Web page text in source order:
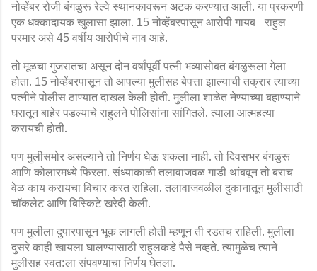
नोव्हेंबर रोजी बंगळुरू रेल्वे स्थानकावरून अटक करण्यात आली. या प्रकरणी
एक धक्कादायक खुलासा झाला. 15 नोव्हेंबरपासून आरोपी गायब -राहुल
परमार असे 45 वर्षीय आरोपीचे नाव आहे.
तो मूळचा गुजरातचा असून दोन वर्षांपूर्वी पत्नी भव्यासोबत बंगळुरूला गेला
होता. 15 नोव्हेंबरपासून तो आपल्या मुलीसह बेपत्ता झाल्याची तक्रार त्याच्या
पत्नीने पोलीस ठाण्यात दाखल केली होती. मुलीला शाळेत नेण्याच्या बहाण्याने
घरातून बाहेर पडल्याचे राहुलने पोलिसांना सांगितले. त्याला आत्महत्या
करायची होती.
पण मुलीसमोर असल्याने तो निर्णय घेऊ शकला नाही. तो दिवसभर बंगळुरू
आणि कोलारमध्ये फिरला. संध्याकाळी तलावाजवळ गाडी थांबवून तो बराच
वेळ काय करायचा विचार करत राहिला. तलावाजवळील दुकानातून मुलीसाठी
चॉकलेट आणि बिस्किटे खरेदी केली.
पण मुलीला दुपारपासून भूक लागली होती म्हणून ती रडतच राहिली. मुलीला
दुसरे काही खायला घालण्यासाठी राहुलकडे पैसे नव्हते. त्यामुळेच त्याने
मुलीसह स्वत:ला संपवण्याचा निर्णय घेतला.